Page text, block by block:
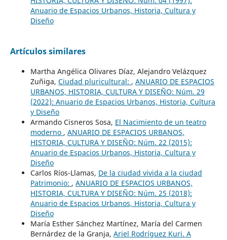
Anuario de Espacios Urbanos, Historia, Cultura y
Diseño
Artículos similares
Martha Angélica Olivares Díaz, Alejandro Velázquez
Zuñiga, Ciudad pluricultural: , ANUARIO DE ESPACIOS
URBANOS, HISTORIA, CULTURA Y DISEÑO: Núm. 29
(2022): Anuario de Espacios Urbanos, Historia, Cultura
y Diseño
Armando Cisneros Sosa, El Nacimiento de un teatro
moderno , ANUARIO DE ESPACIOS URBANOS,
HISTORIA, CULTURA Y DISEÑO: Núm. 22 (2015):
Anuario de Espacios Urbanos, Historia, Cultura y
Diseño
Carlos Ríos-Llamas, De la ciudad vivida a la ciudad
Patrimonio: , ANUARIO DE ESPACIOS URBANOS,
HISTORIA, CULTURA Y DISEÑO: Núm. 25 (2018):
Anuario de Espacios Urbanos, Historia, Cultura y
Diseño
María Esther Sánchez Martínez, María del Carmen
Bernárdez de la Granja, Ariel Rodríguez Kuri. A